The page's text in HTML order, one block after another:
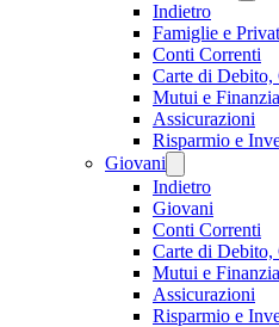
Indietro
Famiglie e
Conti Correnti
Carte di Debito,
Mutui e
Assicurazioni
Risparmio e
Giovani
Indietro
Giovani
Conti Correnti
Carte di Debito,
Mutui e
Assicurazioni
Risparmio e